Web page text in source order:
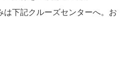
は下記クルーズセンターへ。お